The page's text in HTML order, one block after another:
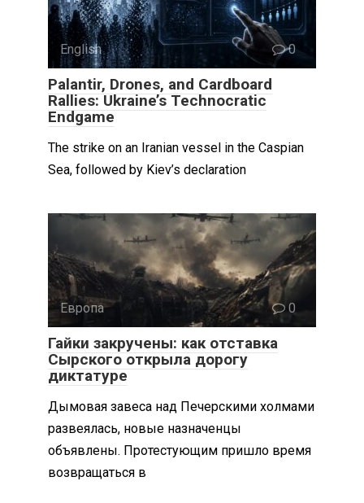
English 0
Palantir, Drones, and Cardboard
Rallies: Ukraine’s Technocratic
Endgame
The strike on an Iranian vessel in the Caspian
Sea, followed by Kiev’s declaration
Европа 0
Гайки закручены: как отставка
Сырского открыла дорогу
диктатуре
Дымовая завеса над Печерскими холмами
развеялась, новые назначенцы
объявлены. Протестующим пришло время
возвращаться в